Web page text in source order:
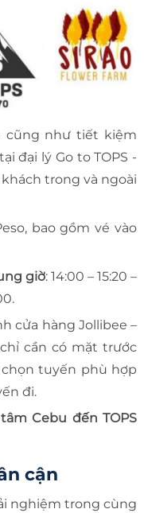
cũng như tiết kiệm
đại lý Go to TOPS -
trong và ngoài
bao gồm vé vào
giờ: 14:00 – 15:20 –
cửa hàng Jollibee –
cần có mặt trước
chọn tuyến phù hợp
đi.
Cebu đến TOPS
cận
nghiệm trong cùng